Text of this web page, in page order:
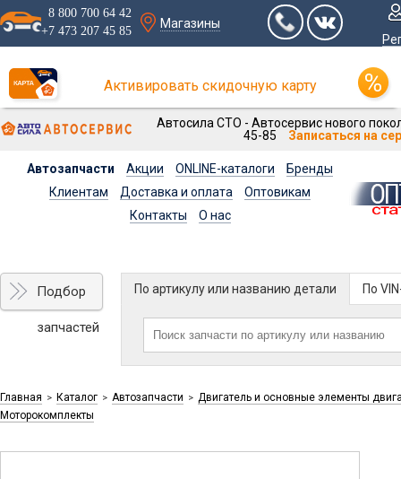
8 800 700 64 42
+7 473 207 45 85
Магазины
Активировать скидочную карту
Автосила СТО - Автосервис нового
45-85
Записаться на
Автозапчасти Акции ONLINE-каталоги
Бренды
Клиентам
Доставка и оплата
Оптовикам
Контакты
О нас
Подбор
запчастей
По артикулу или названию детали По
Главная > Каталог > Автозапчасти > Двигатель и основные элементы
Моторокомплекты